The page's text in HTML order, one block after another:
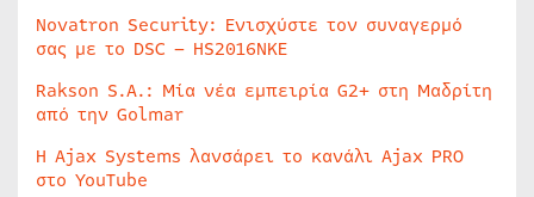
Novatron Security: Ενισχύστε τον συναγερμό
σας με το DSC – HS2016NKE
Rakson S.A.: Μία νέα εμπειρία G2+ στη Μαδρίτη
από την Golmar
Η Ajax Systems λανσάρει το κανάλι Ajax PRO
στο YouTube